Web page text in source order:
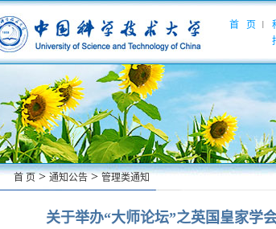
首 页
首 页>通知公告>管理类通知
关于举办“大师论坛”之英国皇家学